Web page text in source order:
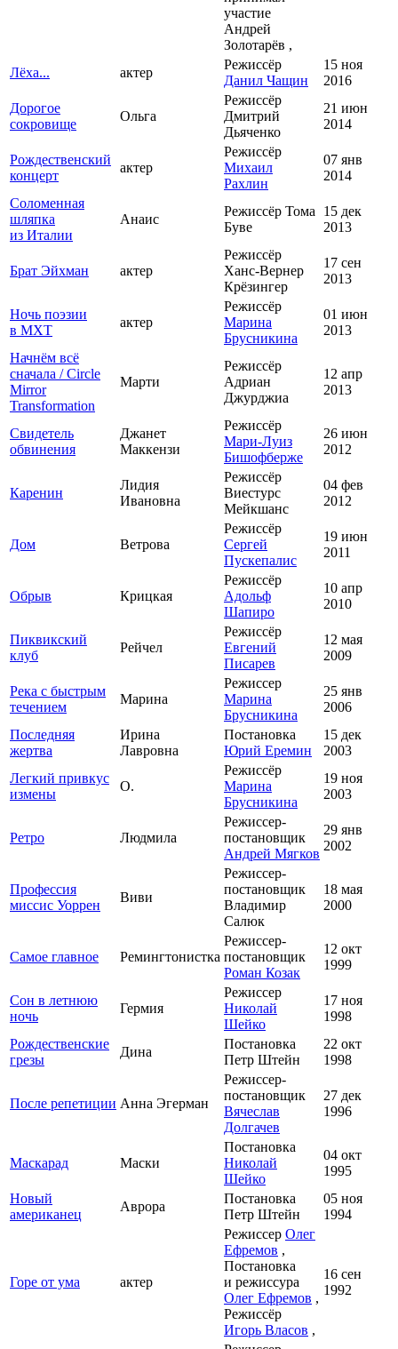
участие
Андрей
Золотарёв ,
Лёха... актер
Режиссёр
Данил Чащин
15 ноя
2016
Дорогое
сокровище
Ольга
Режиссёр
Дмитрий
Дьяченко
21 июн
2014
Рождественский
концерт
актер
Режиссёр
Михаил
Рахлин
07 янв
2014
Соломенная
шляпка
из Италии
Анаис
Режиссёр Тома
Буве
15 дек
2013
Брат Эйхман актер
Режиссёр
Ханс-Вернер
Крёзингер
17 сен
2013
Ночь поэзии
в МХТ
актер
Режиссёр
Марина
Брусникина
01 июн
2013
Начнём всё
сначала / Circle
Mirror
Transformation
Марти
Режиссёр
Адриан
Джурджиа
12 апр
2013
Свидетель
обвинения
Джанет
Маккензи
Режиссёр
Мари-Луиз
Бишофберже
26 июн
2012
Каренин
Лидия
Ивановна
Режиссёр
Виестурс
Мейкшанс
04 фев
2012
Дом Ветрова
Режиссёр
Сергей
Пускепалис
19 июн
2011
Обрыв Крицкая
Режиссёр
Адольф
Шапиро
10 апр
2010
Пиквикский
клуб
Рейчел
Режиссёр
Евгений
Писарев
12 мая
2009
Река с быстрым
течением
Марина
Режиссер
Марина
Брусникина
25 янв
2006
Последняя
жертва
Ирина
Лавровна
Постановка
Юрий Еремин
15 дек
2003
Легкий привкус
измены
О.
Режиссёр
Марина
Брусникина
19 ноя
2003
Ретро Людмила
Режиссер-
постановщик
Андрей Мягков
29 янв
2002
Профессия
миссис Уоррен
Виви
Режиссер-
постановщик
Владимир
Салюк
18 мая
2000
Самое главное Ремингтонистка
Режиссер-
постановщик
Роман Козак
12 окт
1999
Сон в летнюю
ночь
Гермия
Режиссер
Николай
Шейко
17 ноя
1998
Рождественские
грезы
Дина
Постановка
Петр Штейн
22 окт
1998
После репетиции Анна Эгерман
Режиссер-
постановщик
Вячеслав
Долгачев
27 дек
1996
Маскарад Маски
Постановка
Николай
Шейко
04 окт
1995
Новый
американец
Аврора
Постановка
Петр Штейн
05 ноя
1994
Горе от ума актер
Режиссер Олег
Ефремов ,
Постановка
и режиссура
Олег Ефремов ,
Режиссёр
Игорь Власов ,
16 сен
1992